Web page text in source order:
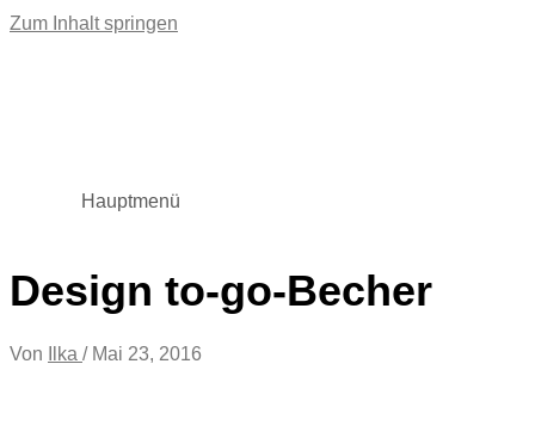
Zum Inhalt springen
Hauptmenü
Design to-go-Becher
Von Ilka / Mai 23, 2016